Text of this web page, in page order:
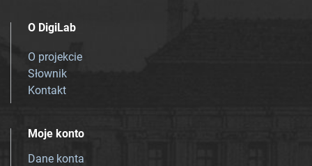
O DigiLab
O projekcie
Słownik
Kontakt
Moje konto
Dane konta